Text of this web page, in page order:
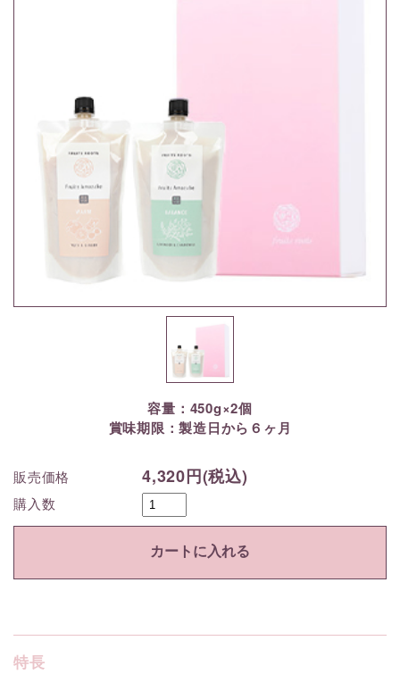
容量：450g×2個
賞味期限：製造日から６ヶ月
販売価格 4,320円(税込)
購入数
特長